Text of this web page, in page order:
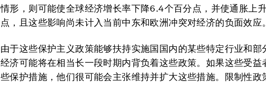
情形，则可能使全球经济增长率下降6.4个百分点，并使通胀上
点，且这些影响尚未计入当前中东和欧洲冲突对经济的负面效应。
由于这些保护主义政策能够扶持实施国国内的某些特定行业和部
经济可能将在相当长一段时期内背负着这些政策。如果这些受益
些保护措施，他们很可能会主张维持并扩大这些措施。限制性政